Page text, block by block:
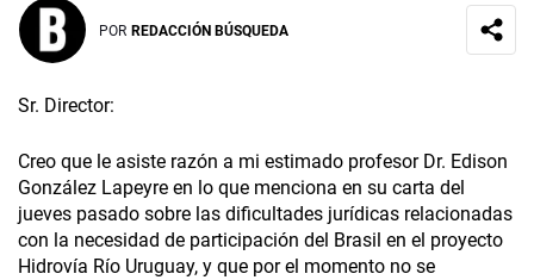
POR REDACCIÓN BÚSQUEDA
Sr. Director:
Creo que le asiste razón a mi estimado profesor Dr. Edison
González Lapeyre en lo que menciona en su carta del
jueves pasado sobre las dificultades jurídicas relacionadas
con la necesidad de participación del Brasil en el proyecto
Hidrovía Río Uruguay, y que por el momento no se